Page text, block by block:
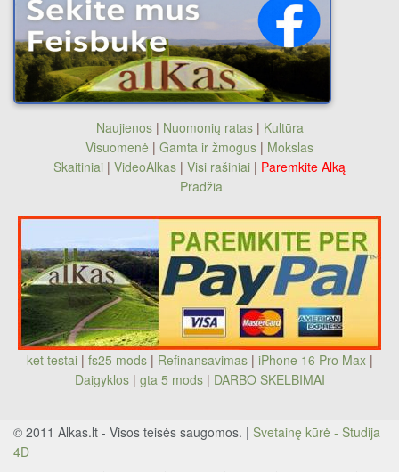
Naujienos| Nuomonių ratas| Kultūra
Visuomenė | Gamta ir žmogus | Mokslas
Skaitiniai | VideoAlkas | Visi rašiniai | Paremkite Alką
Pradžia
ket testai | fs25 mods| Refinansavimas| iPhone 16 Pro Max|
Daigyklos| gta 5 mods | DARBO SKELBIMAI
© 2011 Alkas.lt - Visos teisės saugomos. | Svetainę kūrė - Studija
4D